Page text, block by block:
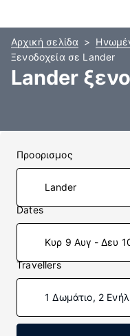
Αρχική σελίδα
Ξενοδοχεία σε Lander
Lander
Προορισμος
Dates
Κυρ 9 Αυγ - Δευ
Travellers
1 Δωμάτιο, 2